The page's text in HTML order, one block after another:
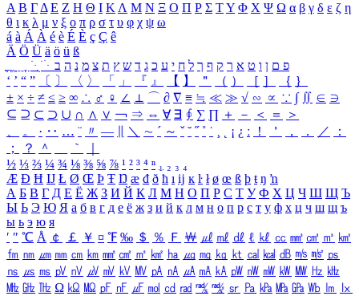
Α Β ΓΔ Ε Ζ Η Θ Ι ΚΛ Μ Ν Ξ Ο Π Ρ Σ ΤΥ Φ Χ Ψ Ω α β γ δ ε ζ η
θ ι κ λ μ ν ξ ο π ρ σ τ υ φ χ ψ ω
á à Á À é è É È ç Ç ê
Ä Ö Ü ä ö ü ß
ִֶֹ ֻּ ׁׂ פ ם ן ו ט א ר ק ף ך ל ח י ע כ ג ד ש ץ ת צ מ נ ה ב
‘ ’ “ ” 〔 〕 〈 〉 「 」 『 』 【 】 ＂ （ ） ［ ］ ｛ ｝
± × ÷ ≠ ≤ ≥ ∞ ∴ ♂ ♀ ∠ ⊥ ⌒ ∂ ∇ ≡ ≒ ≪ ≫ √ ∽ ∝ ∵ ∫ ∬ ∈ ∋
⊆ ⊇ ⊂ ⊃ ∪ ∩ ∧ ∨ ￢ ⇒ ⇔ ∀ ∃ ∮ ∑ ∏ ＋ － ＜ ＝
＞
、
。 · ‥ … ¨ 〃 ― ＼ ∼ ´ ～ ˇ ˘ ˝ ˚ ˙ ¸ ¡ ¿ ː ！ ＇ ， ． ／
：
；
？ ＾ ｀
½ ⅓ ⅔ ¼ ¾ ⅛ ⅜ ⅝ ⅞ ¹ ² ³ ⁴ ⁿ ₁ ₂ ₃ ₄
Æ Ð Ħ Ĳ Ł Ø Œ Þ Ŧ Ŋ æ đ ð ħ ı ĳ ĸ ŀ ł ø œ ß þ ŧ ŋ ŉ
А Б В Г Д Е Ё Ж З И Й К Л М Н О П Р С Т У Ф Х Ц Ч Ш Щ Ъ
Ы Ь Э Ю Я а б в г д е ё ж з и й к л м н о п р с т у ф х ц ч ш щ ъ
ы ь э ю я
′ ″ ℃ Å ￠ ￡ ￥ ¤ ℉ ‰ ＄ ％ Ｆ ￦ ㎕ ㎖ ㎗ ℓ ㎘ ㏄ ㎣ ㎤ ㎥ ㎦
㎙ ㎚ ㎛ ㎜ ㎝ ㎞ ㎟ ㎠ ㎡ ㎢ ㏊ ㎍ ㎎ ㎏ ㏏ ㎈ ㎉ ㏈ ㎧ ㎨ ㎰
㎱ ㎲ ㎳ ㎴ ㎵ ㎶ ㎷ ㎸ ㎹ ㎀ ㎁ ㎂ ㎃ ㎄ ㎺ ㎻ ㎽ ㎾ ㎿ ㎐ ㎑
㎒ ㎓ ㎔ Ω ㏀ ㏁ ㎊ ㎋ ㎌ ㏖ ㏅ ㎭ ㎮ ㎯ ㏛ ㎩ ㎪ ㎫ ㎬ ㏝ ㏐
㏓